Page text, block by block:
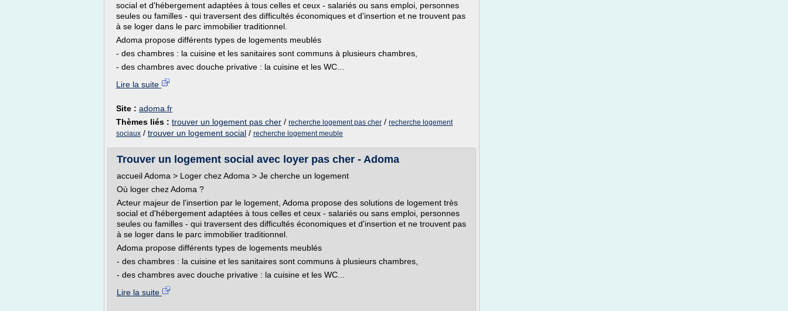
social et d'hébergement adaptées à tous celles et ceux - salariés ou sans emploi, personnes
seules ou familles - qui traversent des difficultés économiques et d'insertion et ne trouvent pas
à se loger dans le parc immobilier traditionnel.
Adoma propose différents types de logements meublés
- des chambres : la cuisine et les sanitaires sont communs à plusieurs chambres,
- des chambres avec douche privative : la cuisine et les WC...
Lire la suite
Site : adoma.fr
Thèmes liés : trouver un logement pas cher / recherche logement pas cher / recherche logement
sociaux / trouver un logement social / recherche logement meuble
Trouver un logement social avec loyer pas cher - Adoma
accueil Adoma > Loger chez Adoma > Je cherche un logement
Où loger chez Adoma ?
Acteur majeur de l'insertion par le logement, Adoma propose des solutions de logement très
social et d'hébergement adaptées à tous celles et ceux - salariés ou sans emploi, personnes
seules ou familles - qui traversent des difficultés économiques et d'insertion et ne trouvent pas
à se loger dans le parc immobilier traditionnel.
Adoma propose différents types de logements meublés
- des chambres : la cuisine et les sanitaires sont communs à plusieurs chambres,
- des chambres avec douche privative : la cuisine et les WC...
Lire la suite